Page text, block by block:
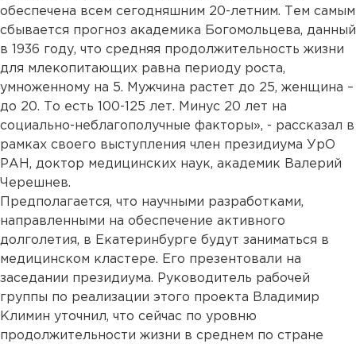
обеспечена всем сегодняшним 20-летним. Тем самым
сбывается прогноз академика Богомольцева, данный
в 1936 году, что средняя продолжительность жизни
для млекопитающих равна периоду роста,
умноженному на 5. Мужчина растет до 25, женщина –
до 20. То есть 100-125 лет. Минус 20 лет на
социально-неблагополучные факторы», - рассказал в
рамках своего выступления член президиума УрО
РАН, доктор медицинских наук, академик Валерий
Черешнев.
Предполагается, что научными разработками,
направленными на обеспечение активного
долголетия, в Екатеринбурге будут заниматься в
медицинском кластере. Его презентовали на
заседании президиума. Руководитель рабочей
группы по реализации этого проекта Владимир
Климин уточнил, что сейчас по уровню
продолжительности жизни в среднем по стране